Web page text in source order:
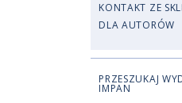
KONTAKT ZE
DLA AUTORÓW
PRZESZUKAJ
IMPAN